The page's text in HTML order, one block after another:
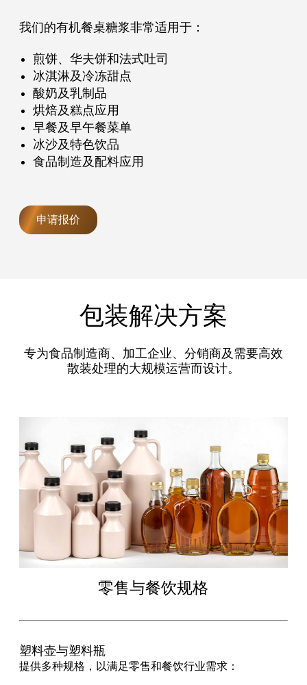
我们的有机餐桌糖浆非常适用于：
煎饼、华夫饼和法式吐司
冰淇淋及冷冻甜点
酸奶及乳制品
烘焙及糕点应用
早餐及早午餐菜单
冰沙及特色饮品
食品制造及配料应用
申请报价
包装解决方案
专为食品制造商、加工企业、分销商及需要高效
散装处理的大规模运营而设计。
零售与餐饮规格
塑料壶与塑料瓶
提供多种规格，以满足零售和餐饮行业需求：